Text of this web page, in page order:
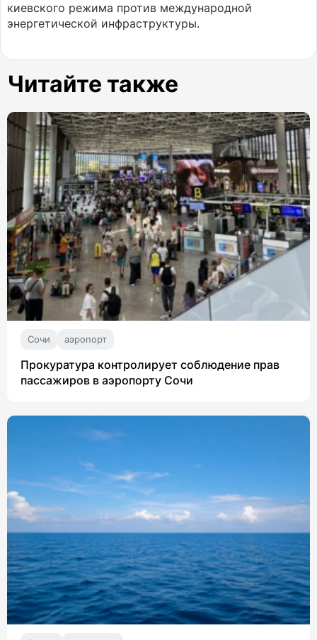
киевского режима против международной
энергетической инфраструктуры.
Читайте также
Сочи аэропорт
Прокуратура контролирует соблюдение прав
пассажиров в аэропорту Сочи